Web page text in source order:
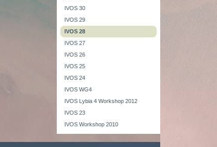
IVOS 30
IVOS 29
IVOS 28
IVOS 27
IVOS 26
IVOS 25
IVOS 24
IVOS WG4
IVOS Lybia 4 Workshop 2012
IVOS 23
IVOS Workshop 2010